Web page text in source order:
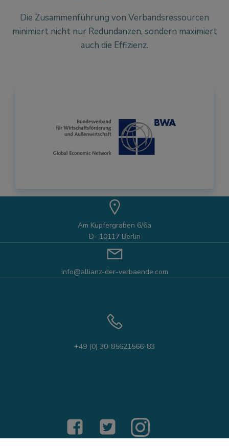
Die Zusammenführung von Verbandsressourcen
minimiert nicht nur Redundanzen, sondern maximiert
auch die Effizienz.
Am Kupfergraben 6/6a
D- 10117 Berlin
info@allianz-der-verbaende.com
+49 (0) 30-85621566-83